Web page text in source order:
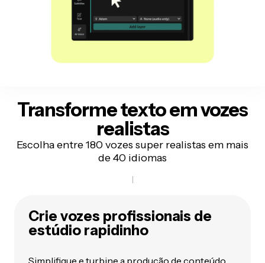
Transforme texto emvozes
realistas
Escolha entre 180 vozes super realistas em mais
de 40 idiomas
Crie vozes profissionais de
estúdio rapidinho